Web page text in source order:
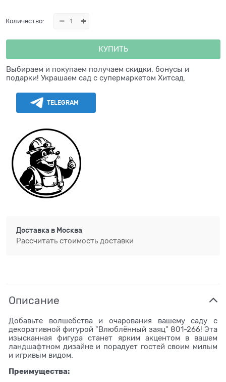
Количество:
КУПИТЬ
Выбираем и покупаем получаем скидки, бонусы и
подарки! Украшаем сад с супермаркетом Хитсад.
TELEGRAM
Доставка в Москва
Рассчитать стоимость доставки
Описание
Добавьте волшебства и очарования вашему саду с
декоративной фигурой "Влюблённый заяц" 801-266! Эта
изысканная фигура станет ярким акцентом в вашем
ландшафтном дизайне и порадует гостей своим милым
и игривым видом.
Преимущества: